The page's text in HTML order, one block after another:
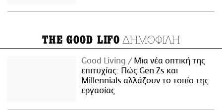
THE GOOD LIFO ΔΗΜΟΦΙΛΗ
Good Living
Μια νέα οπτική της
επιτυχίας: Πώς Gen Zs και
Millennials αλλάζουν το τοπίο της
εργασίας